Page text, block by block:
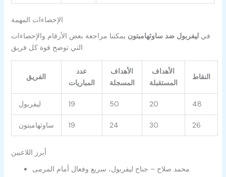
الإحصاءات المهمة
فيليفربول ضد ساوثهامبتون يمكننا مراجعة بعض الأرقام والإحصاءات
التي توضح قوة كل فريق:
الفريق
عدد
المباريات
الأهداف
المسجلة
الأهداف
المستقبلة
النقاط
ليفربول 19 50 20 48
ساوثهامبتون 19 24 30 26
أبرز اللاعبين
محمد صلاح – جناح ليفربول، سريع وفعال أمام المرمى.